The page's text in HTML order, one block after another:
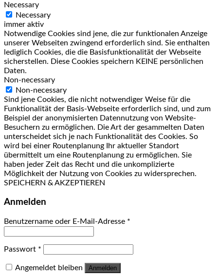
Necessary
Necessary
immer aktiv
Notwendige Cookies sind jene, die zur funktionalen Anzeige
unserer Webseiten zwingend erforderlich sind. Sie enthalten
lediglich Cookies, die die Basisfunktionalität der Webseite
sicherstellen. Diese Cookies speichern KEINE persönlichen
Daten.
Non-necessary
Non-necessary
Sind jene Cookies, die nicht notwendiger Weise für die
Funktionalität der Basis-Webseite erforderlich sind, und zum
Beispiel der anonymisierten Datennutzung von Website-
Besuchern zu ermöglichen. Die Art der gesammelten Daten
unterscheidet sich je nach Funktionalität des Cookies. So
wird bei einer Routenplanung Ihr aktueller Standort
übermittelt um eine Routenplanung zu ermöglichen. Sie
haben jeder Zeit das Recht und die unkomplizierte
Möglichkeit der Nutzung von Cookies zu widersprechen.
SPEICHERN & AKZEPTIEREN
Anmelden
Benutzername oder E-Mail-Adresse *
Passwort *
Angemeldet bleiben Anmelden